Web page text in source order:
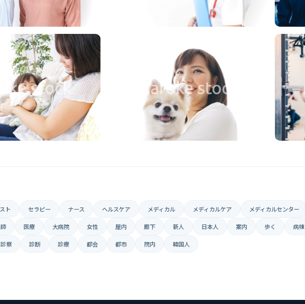
ト セラピー ナース ヘルスケア メディカル メディカルケア メディカルセンター
医療 大病院 女性 屋内 廊下 新人 日本人 案内 歩く 病棟
診察 診断 診療 都会 都市 院内 韓国人